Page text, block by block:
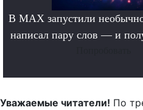
В MAX запустили
написал пару слов — и
Уважаемые читатели! По